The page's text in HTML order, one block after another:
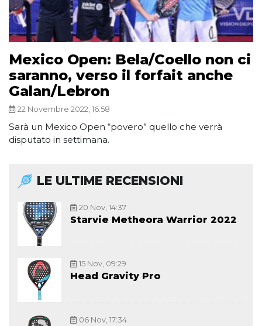
Mexico Open: Bela/Coello non ci
saranno, verso il forfait anche
Galan/Lebron
22 Novembre 2022, 16:58
Sarà un Mexico Open “povero” quello che verrà
disputato in settimana.
LE ULTIME RECENSIONI
20 Nov, 14:37
Starvie Metheora Warrior 2022
15 Nov, 09:29
Head Gravity Pro
06 Nov, 17:34